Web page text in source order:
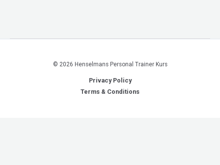
© 2026 Henselmans Personal Trainer Kurs
Privacy Policy
Terms & Conditions